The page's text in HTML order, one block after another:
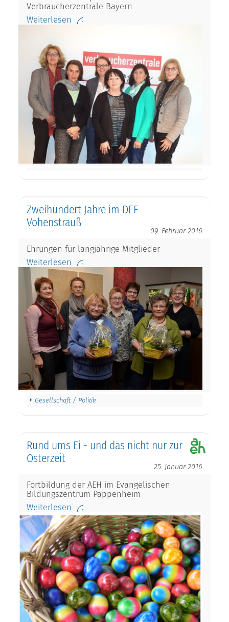
Verbraucherzentrale Bayern
Weiterlesen
Zweihundert Jahre im DEF
Vohenstrauß
09. Februar 2016
Ehrungen für langjährige Mitglieder
Weiterlesen
Gesellschaft / Politik
Rund ums Ei - und das nicht nur zur
Osterzeit
25. Januar 2016
Fortbildung der AEH im Evangelischen
Bildungszentrum Pappenheim
Weiterlesen